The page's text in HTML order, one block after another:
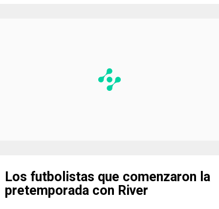
Los futbolistas que comenzaron la
pretemporada con River